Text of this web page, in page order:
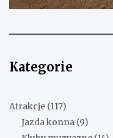
Kategorie
Atrakcje (117)
Jazda konna (9)